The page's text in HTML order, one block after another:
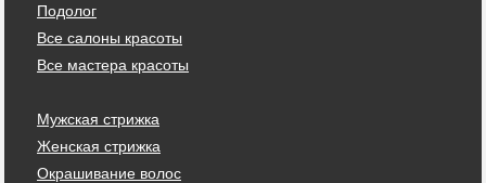
Подолог
Все салоны красоты
Все мастера красоты
Мужская стрижка
Женская стрижка
Окрашивание волос